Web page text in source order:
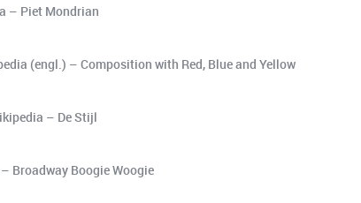
– Piet Mondrian
(engl.) – Composition with Red, Blue and Yellow
– De Stijl
Broadway Boogie Woogie